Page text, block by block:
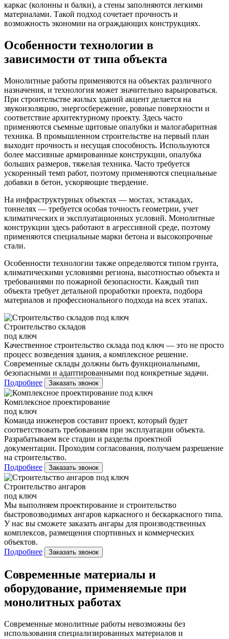
каркас (колонны и балки), а стены заполняются легкими
материалами. Такой подход сочетает прочность и
возможность экономии на ограждающих конструкциях.
Особенности технологии в
зависимости от типа объекта
Монолитные работы применяются на объектах различного
назначения, и технология может значительно варьироваться.
При строительстве жилых зданий акцент делается на
звукоизоляцию, энергосбережение, ровные поверхности и
соответствие архитектурному проекту. Здесь часто
применяются съемные щитовые опалубки и малогабаритная
техника. В промышленном строительстве на первый план
выходит прочность и несущая способность. Используются
более массивные армированные конструкции, опалубка
больших размеров, тяжелая техника. Часто требуется
ускоренный темп работ, поэтому применяются специальные
добавки в бетон, ускоряющие твердение.
На инфраструктурных объектах — мостах, эстакадах,
тоннелях — требуется особая точность геометрии, учет
климатических и эксплуатационных условий. Монолитные
конструкции здесь работают в агрессивной среде, поэтому
применяются специальные марки бетона и высокопрочные
стали.
Особенности технологии также определяются типом грунта,
климатическими условиями региона, высотностью объекта и
требованиями по пожарной безопасности. Каждый тип
объекта требует детальной проработки проекта, подбора
материалов и профессионального подхода на всех этапах.
Строительство складов
под ключ
Качественное строительство склада под ключ — это не просто
процесс возведения здания, а комплексное решение.
Современные склады должны быть функциональными,
безопасными и адаптированными под конкретные задачи.
Подробнее
Заказать звонок
Комплексное проектирование
под ключ
Команда инженеров составит проект, который будет
соответствовать требованиям при эксплуатации объекта.
Разрабатываем все стадии и разделы проектной
документации. Проходим согласования, получаем разрешение
на строительство.
Подробнее
Заказать звонок
Строительство ангаров
под ключ
Мы выполняем проектирование и строительство
быстровозводимых ангаров каркасного и бескаркасного типа.
У нас вы сможете заказать ангары для производственных
комплексов, размещения спортивных и коммерческих
объектов.
Подробнее
Заказать звонок
Современные материалы и
оборудование, применяемые при
монолитных работах
Современные монолитные работы невозможны без
использования специализированных материалов и